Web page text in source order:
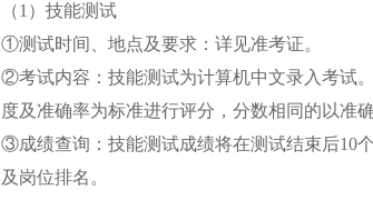
（1）技能测试
①测试时间、地点及要求：详见准考证。
②考试内容：技能测试为计算机中文录入考试
度及准确率为标准进行评分，分数相同的以准
③成绩查询：技能测试成绩将在测试结束后10
及岗位排名。